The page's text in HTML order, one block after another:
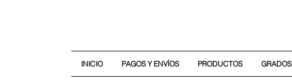
INICIO PAGOS Y ENVÍOS PRODUCTOS GRADOS